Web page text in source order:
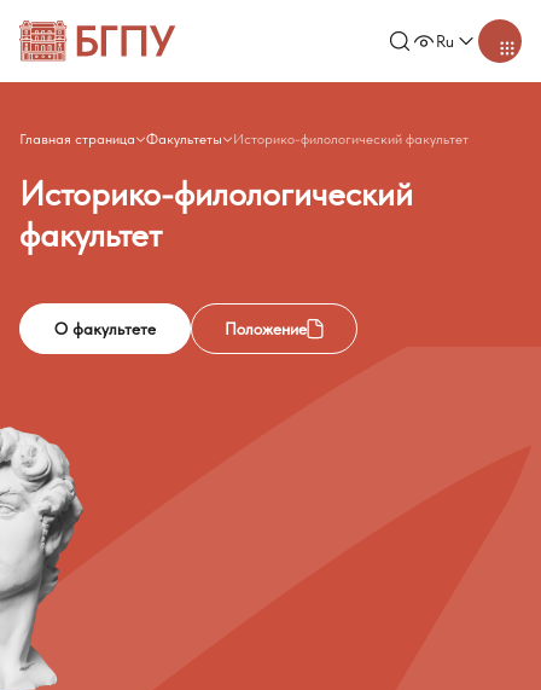
Ru
Главная страница Факультеты Историко-филологический факультет
Историко-филологический
факультет
О факультете Положение